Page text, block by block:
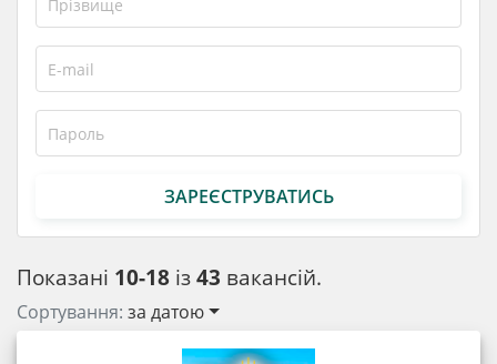
Показані 10-18 із43 вакансій.
Сортування: за датою
ЗАРЕЄСТРУВАТИСЬ